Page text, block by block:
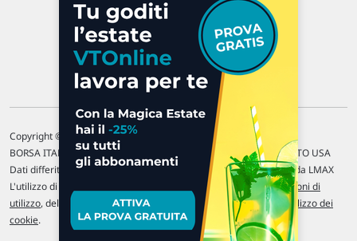
Commenti e segnalazioni
Contattaci
Copyright © 1996-2026 Traderlink Italia s.r.l.
BORSA ITALIANA Quotazioni di borsa differite di 15 min. / MERCATO USA
Dati differiti di 15 min. (fonte Intrinio) / FOREX Quotazioni fornite da LMAX
L'utilizzo di questo sito implica l'accettazione delle nostre Condizioni di
utilizzo, del Disclaimer MAR, delle Politiche sulla privacye dell' Utilizzo dei
cookie.